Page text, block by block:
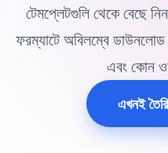
টেমপ্লেটগুলি থেকে বেছে
ফরম্যাটে অবিলম্বে
এবং কোন
এখনই